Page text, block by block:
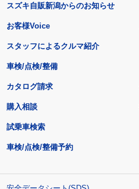
スズキ自販新潟からのお知らせ
お客様Voice
スタッフによるクルマ紹介
車検/点検/整備
カタログ請求
購入相談
試乗車検索
車検/点検/整備予約